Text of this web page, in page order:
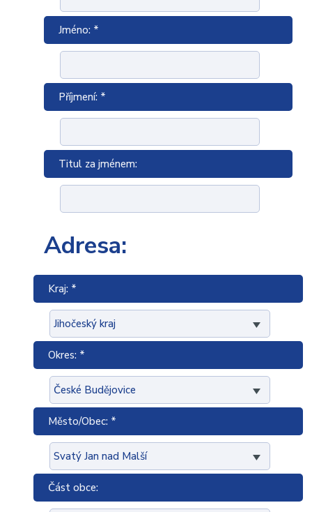
Jméno: *
Příjmení: *
Titul za jménem:
Adresa:
Kraj: *
Okres: *
Město/Obec: *
Část obce: